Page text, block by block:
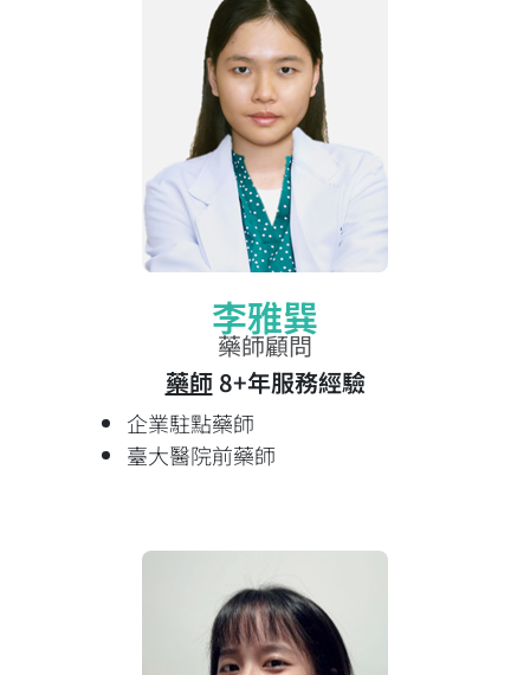
李雅巽
藥師顧問
藥師8+年服務經驗
企業駐點藥師
臺大醫院前藥師